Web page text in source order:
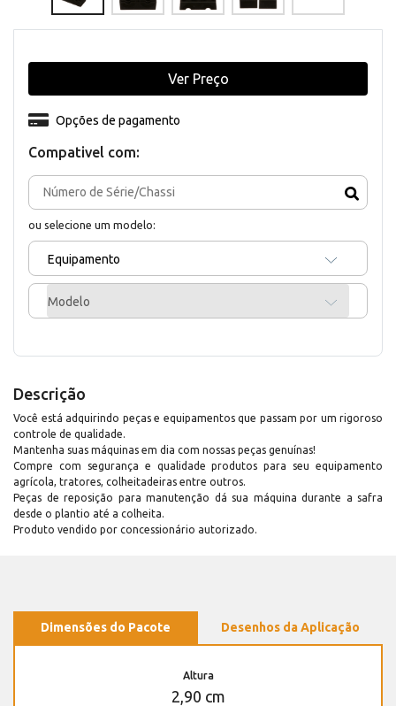
Compativel com:
ou selecione um modelo:
Equipamento
Modelo
Opções de pagamento
Ver Preço
Descrição
Você está adquirindo peças e equipamentos que passam por um rigoroso
controle de qualidade.
Mantenha suas máquinas em dia com nossas peças genuínas!
Compre com segurança e qualidade produtos para seu equipamento
agrícola, tratores, colheitadeiras entre outros.
Peças de reposição para manutenção dá sua máquina durante a safra
desde o plantio até a colheita.
Produto vendido por concessionário autorizado.
Dimensões do Pacote Desenhos da Aplicação
Altura
2,90 cm